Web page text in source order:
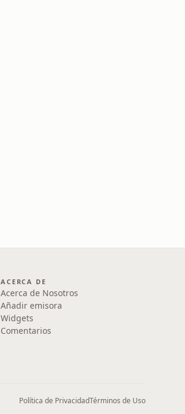
ACERCA DE
Acerca de Nosotros
Añadir emisora
Widgets
Comentarios
Política de PrivacidadTérminos de Uso